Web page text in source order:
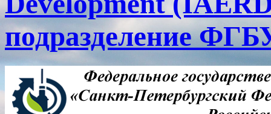
подразделение